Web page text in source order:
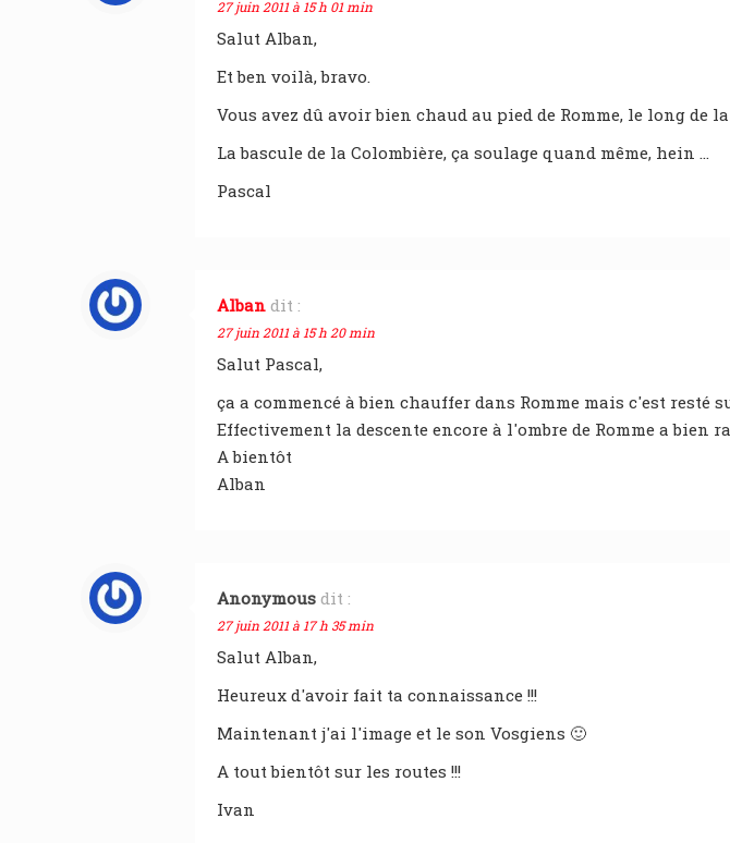
27 juin 2011 à 15 h 01 min
Salut Alban,
Et ben voilà, bravo.
Vous avez dû avoir bien chaud au pied de Romme, le long de
La bascule de la Colombière, ça soulage quand même, hein …
Pascal
Alban dit :
27 juin 2011 à 15 h 20 min
Salut Pascal,
ça a commencé à bien chauffer dans Romme mais c'est resté
Effectivement la descente encore à l'ombre de Romme a bien
A bientôt
Alban
Anonymous dit :
27 juin 2011 à 17 h 35 min
Salut Alban,
Heureux d'avoir fait ta connaissance !!!
Maintenant j'ai l'image et le son Vosgiens 🙂
A tout bientôt sur les routes !!!
Ivan